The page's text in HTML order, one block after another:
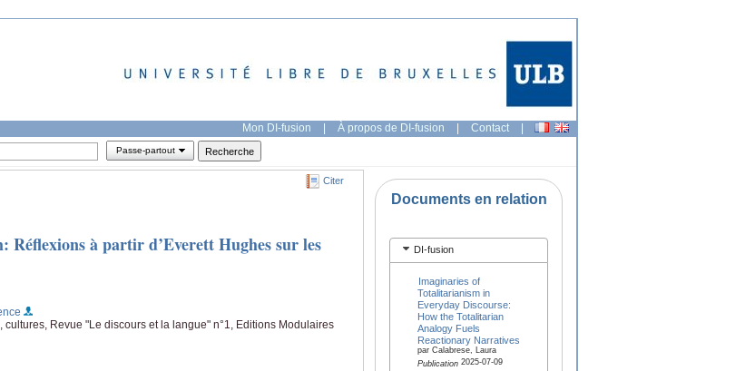
Mon DI-fusion | À propos de DI-fusion | Contact |
Passe-partout
Citer
Réflexions à partir d’Everett Hughes sur les
Revue "Le discours et la langue" n°1, Editions Modulaires
Documents en relation
DI-fusion
Imaginaries of
Totalitarianism in
Everyday Discourse:
How the Totalitarian
Analogy Fuels
Reactionary Narratives
par Calabrese, Laura
Publication2025-07-09